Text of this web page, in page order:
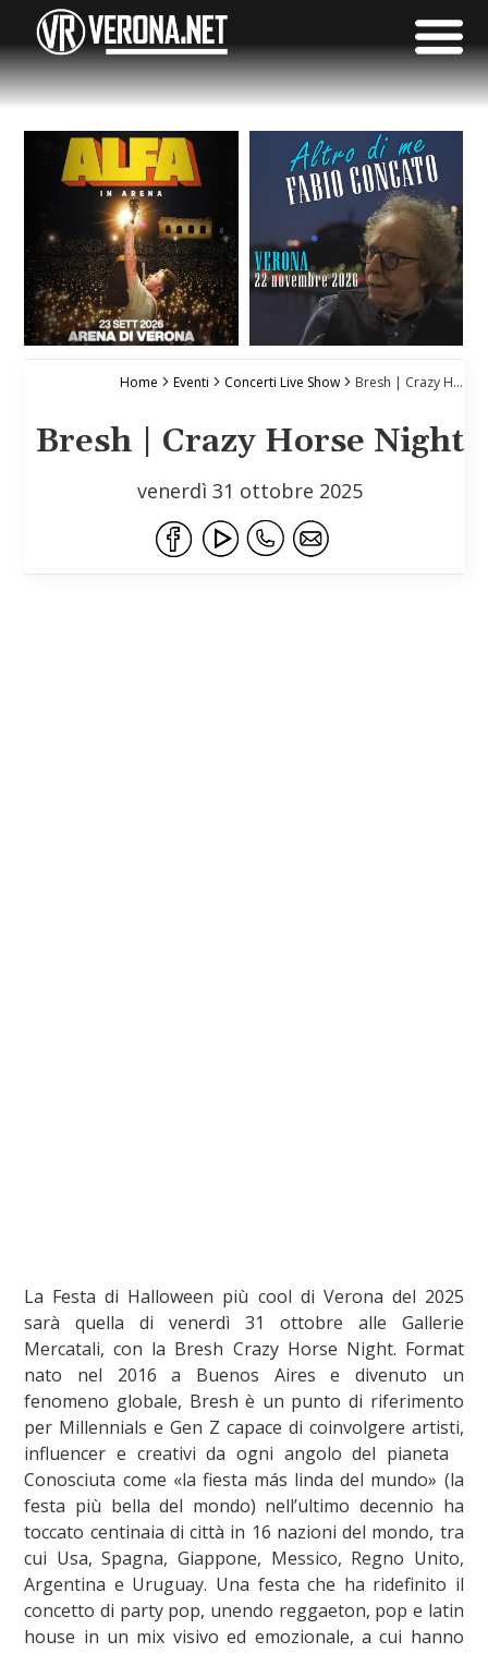
Home Eventi Concerti Live Show Bresh | Crazy Horse Night
Bresh | Crazy Horse Night
venerdì 31 ottobre 2025
La Festa di Halloween più cool di Verona del 2025
sarà quella di venerdì 31 ottobre alle Gallerie
Mercatali, con la Bresh Crazy Horse Night. Format
nato nel 2016 a Buenos Aires e divenuto un
fenomeno globale, Bresh è un punto di riferimento
per Millennials e Gen Z capace di coinvolgere artisti,
influencer e creativi da ogni angolo del pianeta
Conosciuta come «la fiesta más linda del mundo» (la
festa più bella del mondo) nell’ultimo decennio ha
toccato centinaia di città in 16 nazioni del mondo, tra
cui Usa, Spagna, Giappone, Messico, Regno Unito,
Argentina e Uruguay. Una festa che ha ridefinito il
concetto di party pop, unendo reggaeton, pop e latin
house in un mix visivo ed emozionale, a cui hanno